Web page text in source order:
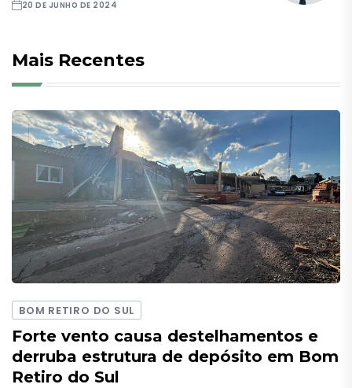
20 DE JUNHO DE 2024
Mais Recentes
BOM RETIRO DO SUL
Forte vento causa destelhamentos e
derruba estrutura de depósito em Bom
Retiro do Sul